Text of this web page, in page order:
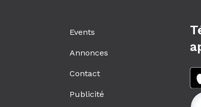
Events
Annonces
Contact
Publicité